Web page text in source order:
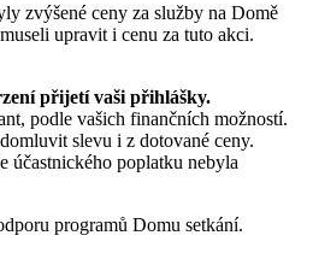
zvýšené ceny za služby na Domě
upravit i cenu za tuto akci.
přijetí vaši přihlášky.
podle vašich finančních možností.
slevu i z dotované ceny.
účastnického poplatku nebyla
programů Domu setkání.